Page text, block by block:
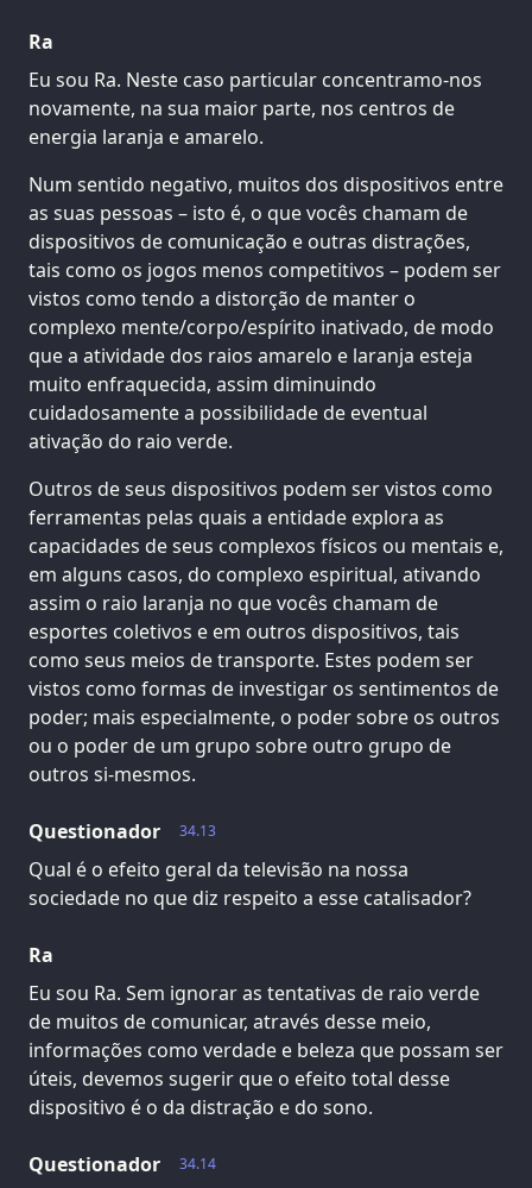
Ra
Eu sou Ra. Neste caso particular concentramo-nos
novamente, na sua maior parte, nos centros de
energia laranja e amarelo.
Num sentido negativo, muitos dos dispositivos entre
as suas pessoas – isto é, o que vocês chamam de
dispositivos de comunicação e outras distrações,
tais como os jogos menos competitivos – podem ser
vistos como tendo a distorção de manter o
complexo mente/corpo/espírito inativado, de modo
que a atividade dos raios amarelo e laranja esteja
muito enfraquecida, assim diminuindo
cuidadosamente a possibilidade de eventual
ativação do raio verde.
Outros de seus dispositivos podem ser vistos como
ferramentas pelas quais a entidade explora as
capacidades de seus complexos físicos ou mentais e,
em alguns casos, do complexo espiritual, ativando
assim o raio laranja no que vocês chamam de
esportes coletivos e em outros dispositivos, tais
como seus meios de transporte. Estes podem ser
vistos como formas de investigar os sentimentos de
poder; mais especialmente, o poder sobre os outros
ou o poder de um grupo sobre outro grupo de
outros si-mesmos.
34.13
Questionador
Qual é o efeito geral da televisão na nossa
sociedade no que diz respeito a esse catalisador?
Ra
Eu sou Ra. Sem ignorar as tentativas de raio verde
de muitos de comunicar, através desse meio,
informações como verdade e beleza que possam ser
úteis, devemos sugerir que o efeito total desse
dispositivo é o da distração e do sono.
34.14
Questionador